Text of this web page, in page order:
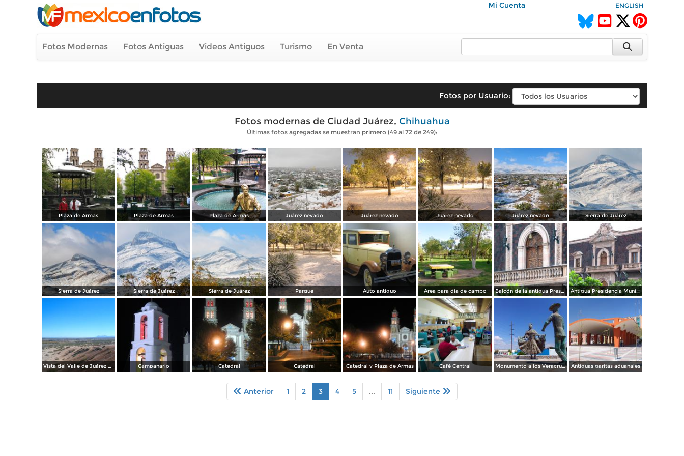
Mi Cuenta ENGLISH
Fotos Modernas Fotos Antiguas Videos Antiguos Turismo En Venta
Fotos por Usuario:
Fotos modernas de Ciudad Juárez, Chihuahua
Últimas fotos agregadas se muestran primero (49 al 72 de 249):
Plaza de Armas Plaza de Armas Plaza de Armas Juárez nevado Juárez nevado Juárez nevado Juárez nevado Sierra de Juárez
Sierra de Juárez Sierra de Juárez Sierra de Juárez Parque Auto antiguo Área para día de campo Balcón de la antigua Presidencia Municipal de Ciudad Juárez Antigua Presidencia Municipal
Vista del Valle de Juárez desde los Arenales Campanario Catedral Catedral Catedral y Plaza de Armas Café Central Monumento a los Veracruzanos Antiguas garitas aduanales
Anterior 1 2 3 4 5 ... 11 Siguiente